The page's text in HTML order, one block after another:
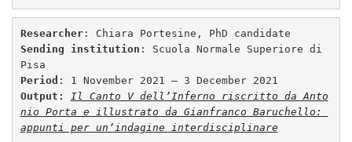
Researcher: Chiara Portesine, PhD candidate
Sending institution : Scuola Normale Superiore di
Pisa
Period
Output:
Il Canto V dell’Inferno riscritto da Anto
nio Porta e illustrato da Gianfranco Baruchello:
appunti per un’indagine interdisciplinare